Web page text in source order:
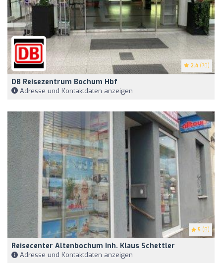
2.4 (70)
DB Reisezentrum Bochum Hbf
Adresse und Kontaktdaten anzeigen
5 (8)
Reisecenter Altenbochum Inh. Klaus Schettler
Adresse und Kontaktdaten anzeigen